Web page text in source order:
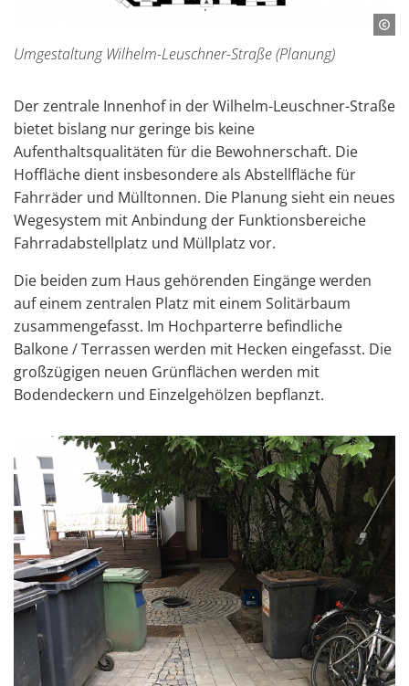
Umgestaltung Wilhelm-Leuschner-Straße (Planung)
Der zentrale Innenhof in der Wilhelm-Leuschner-Straße
bietet bislang nur geringe bis keine
Aufenthaltsqualitäten für die Bewohnerschaft. Die
Hoffläche dient insbesondere als Abstellfläche für
Fahrräder und Mülltonnen. Die Planung sieht ein neues
Wegesystem mit Anbindung der Funktionsbereiche
Fahrradabstellplatz und Müllplatz vor.
Die beiden zum Haus gehörenden Eingänge werden
auf einem zentralen Platz mit einem Solitärbaum
zusammengefasst. Im Hochparterre befindliche
Balkone / Terrassen werden mit Hecken eingefasst. Die
großzügigen neuen Grünflächen werden mit
Bodendeckern und Einzelgehölzen bepflanzt.